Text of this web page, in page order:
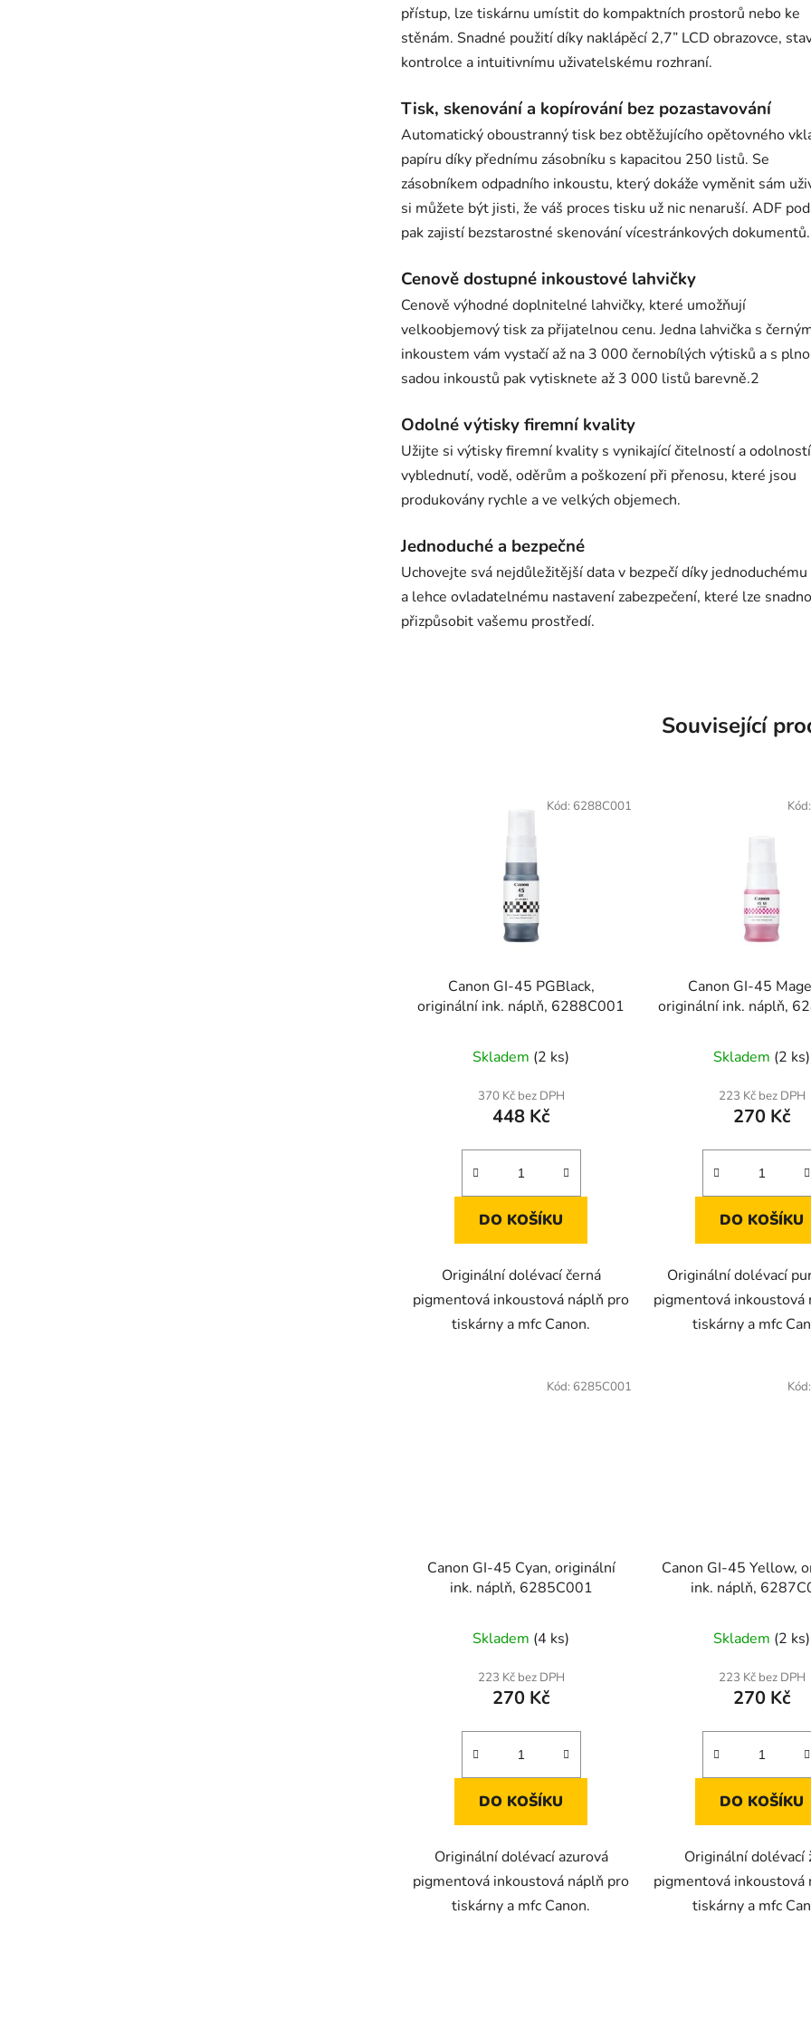
přístup, lze tiskárnu umístit do kompaktních prostorů nebo ke
stěnám. Snadné použití díky naklápěcí 2,7” LCD obrazovce,
kontrolce a intuitivnímu uživatelskému rozhraní.
Tisk, skenování a kopírování bez pozastavování
Automatický oboustranný tisk bez obtěžujícího opětovného
papíru díky přednímu zásobníku s kapacitou 250 listů. Se
zásobníkem odpadního inkoustu, který dokáže vyměnit sám
si můžete být jisti, že váš proces tisku už nic nenaruší. ADF
pak zajistí bezstarostné skenování vícestránkových dokumentů.
Cenově dostupné inkoustové lahvičky
Cenově výhodné doplnitelné lahvičky, které umožňují
velkoobjemový tisk za přijatelnou cenu. Jedna lahvička s
inkoustem vám vystačí až na 3 000 černobílých výtisků a s
sadou inkoustů pak vytisknete až 3 000 listů barevně.2
Odolné výtisky firemní kvality
Užijte si výtisky firemní kvality s vynikající čitelností a
vyblednutí, vodě, oděrům a poškození při přenosu, které jsou
produkovány rychle a ve velkých objemech.
Jednoduché a bezpečné
Uchovejte svá nejdůležitější data v bezpečí díky jednoduchému
a lehce ovladatelnému nastavení zabezpečení, které lze snadno
přizpůsobit vašemu prostředí.
Související
Canon GI-45 PGBlack,
originální ink. náplň, 6288C001
Skladem (2 ks)
370 Kč bez DPH
448 Kč
DO KOŠÍKU
Originální dolévací černá
pigmentová inkoustová náplň pro
tiskárny a mfc Canon.
Kód: 6288C001
Canon GI-45
originální ink. náplň,
Skladem (2 ks)
223 Kč bez DPH
270 Kč
DO KOŠÍKU
Originální dolévací
pigmentová inkoustová
tiskárny a mfc
Kód:
Canon GI-45 Cyan, originální
ink. náplň, 6285C001
Skladem (4 ks)
223 Kč bez DPH
270 Kč
DO KOŠÍKU
Originální dolévací azurová
pigmentová inkoustová náplň pro
tiskárny a mfc Canon.
Kód: 6285C001
Canon GI-45 Yellow,
ink. náplň,
Skladem (2 ks)
223 Kč bez DPH
270 Kč
DO KOŠÍKU
Originální dolévací
pigmentová inkoustová
tiskárny a mfc
Kód: